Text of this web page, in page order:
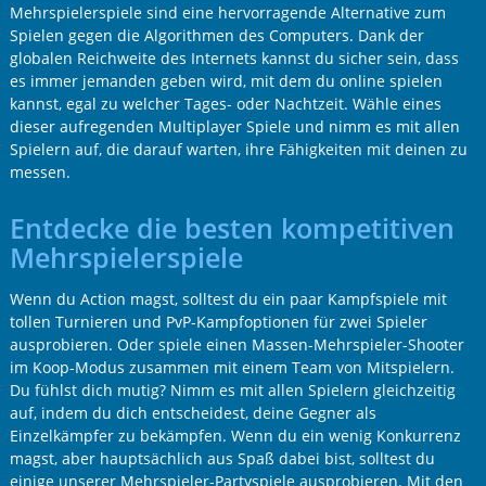
Mehrspielerspiele sind eine hervorragende Alternative zum
Spielen gegen die Algorithmen des Computers. Dank der
globalen Reichweite des Internets kannst du sicher sein, dass
es immer jemanden geben wird, mit dem du online spielen
kannst, egal zu welcher Tages- oder Nachtzeit. Wähle eines
dieser aufregenden Multiplayer Spiele und nimm es mit allen
Spielern auf, die darauf warten, ihre Fähigkeiten mit deinen zu
messen.
Entdecke die besten kompetitiven
Mehrspielerspiele
Wenn du Action magst, solltest du ein paar Kampfspiele mit
tollen Turnieren und PvP-Kampfoptionen für zwei Spieler
ausprobieren. Oder spiele einen Massen-Mehrspieler-Shooter
im Koop-Modus zusammen mit einem Team von Mitspielern.
Du fühlst dich mutig? Nimm es mit allen Spielern gleichzeitig
auf, indem du dich entscheidest, deine Gegner als
Einzelkämpfer zu bekämpfen. Wenn du ein wenig Konkurrenz
magst, aber hauptsächlich aus Spaß dabei bist, solltest du
einige unserer Mehrspieler-Partyspiele ausprobieren. Mit den